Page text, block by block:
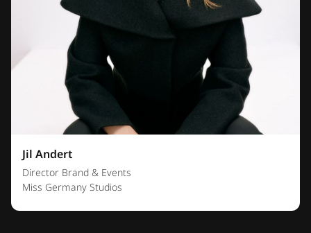
Jil Andert
Director Brand & Events
Miss Germany Studios